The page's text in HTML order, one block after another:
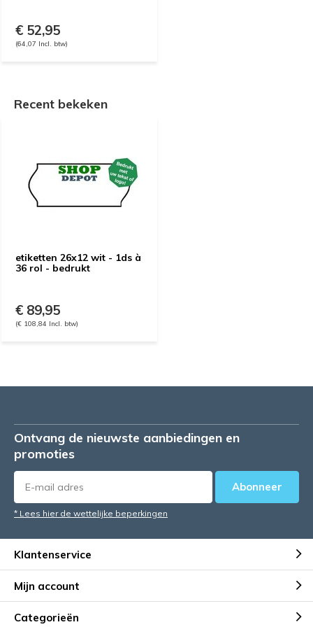
€ 52,95
(64,07 Incl. btw)
Recent bekeken
etiketten 26x12 wit - 1ds à
36 rol - bedrukt
€ 89,95
(€ 108,84 Incl. btw)
Ontvang de nieuwste aanbiedingen en
promoties
Abonneer
* Lees hier de wettelijke beperkingen
Klantenservice
Mijn account
Categorieën